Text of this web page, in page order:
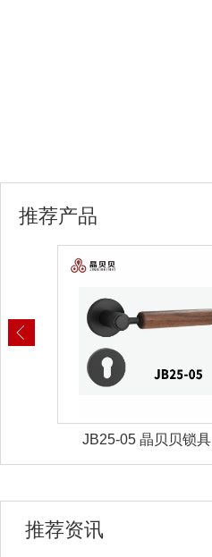
推荐产品
JB25-02 晶贝贝锁具
推荐资讯